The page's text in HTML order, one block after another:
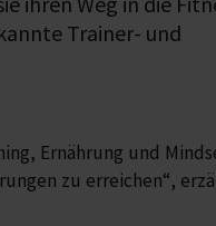
Trainer- und
Ernährung und
zu erreichen“,